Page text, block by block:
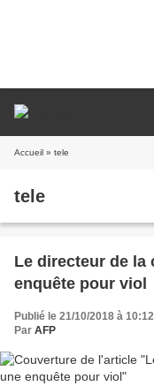
Accueil » tele
tele
Le directeur de la
enquête pour viol
Publié le 21/10/2018 à 10:12
Par AFP